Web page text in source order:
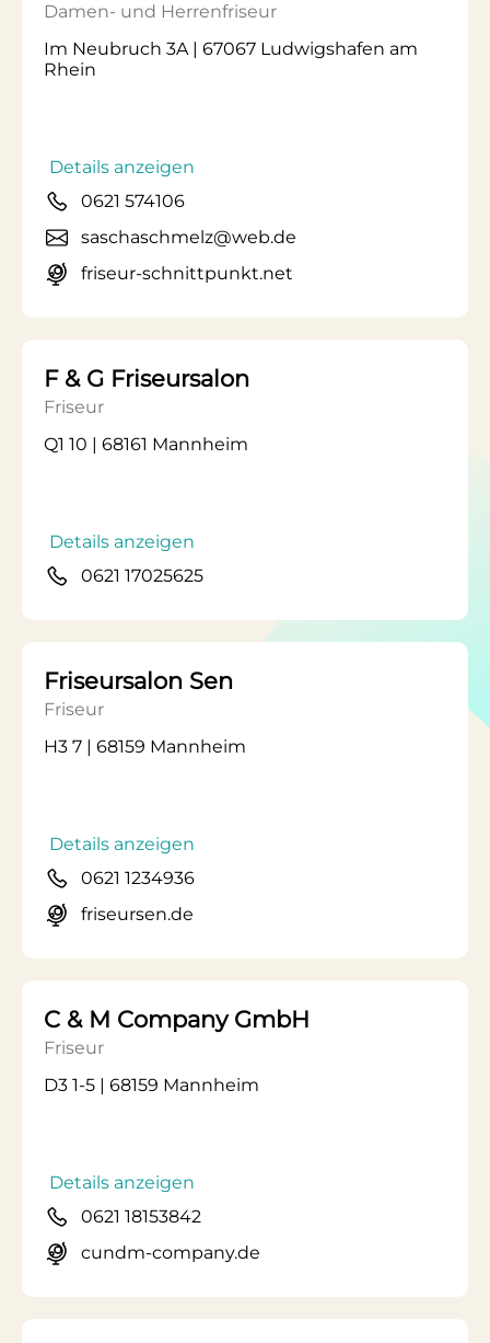
Damen- und Herrenfriseur
Im Neubruch 3A | 67067 Ludwigshafen am
Rhein
Details anzeigen
0621 574106
saschaschmelz@web.de
friseur-schnittpunkt.net
F & G Friseursalon
Friseur
Q1 10 | 68161 Mannheim
Details anzeigen
0621 17025625
Friseursalon Sen
Friseur
H3 7 | 68159 Mannheim
Details anzeigen
0621 1234936
friseursen.de
C & M Company GmbH
Friseur
D3 1-5 | 68159 Mannheim
Details anzeigen
0621 18153842
cundm-company.de